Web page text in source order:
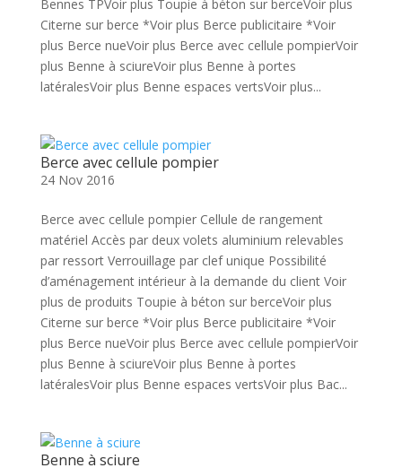
Bennes TPVoir plus Toupie à béton sur berceVoir plus
Citerne sur berce *Voir plus Berce publicitaire *Voir
plus Berce nueVoir plus Berce avec cellule pompierVoir
plus Benne à sciureVoir plus Benne à portes
latéralesVoir plus Benne espaces vertsVoir plus...
Berce avec cellule pompier
24 Nov 2016
Berce avec cellule pompier Cellule de rangement
matériel Accès par deux volets aluminium relevables
par ressort Verrouillage par clef unique Possibilité
d’aménagement intérieur à la demande du client Voir
plus de produits Toupie à béton sur berceVoir plus
Citerne sur berce *Voir plus Berce publicitaire *Voir
plus Berce nueVoir plus Berce avec cellule pompierVoir
plus Benne à sciureVoir plus Benne à portes
latéralesVoir plus Benne espaces vertsVoir plus Bac...
Benne à sciure